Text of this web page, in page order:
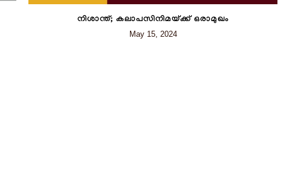
നിശാന്ത്; കലാപസിനിമയ്ക്ക്‌ ഒരാമുഖം
May 15, 2024